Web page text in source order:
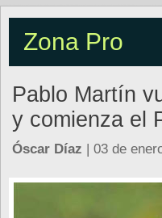
Zona Pro
Pablo Martín
y comienza el
Óscar Díaz | 03 de